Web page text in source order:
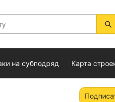
на субподряд Карта